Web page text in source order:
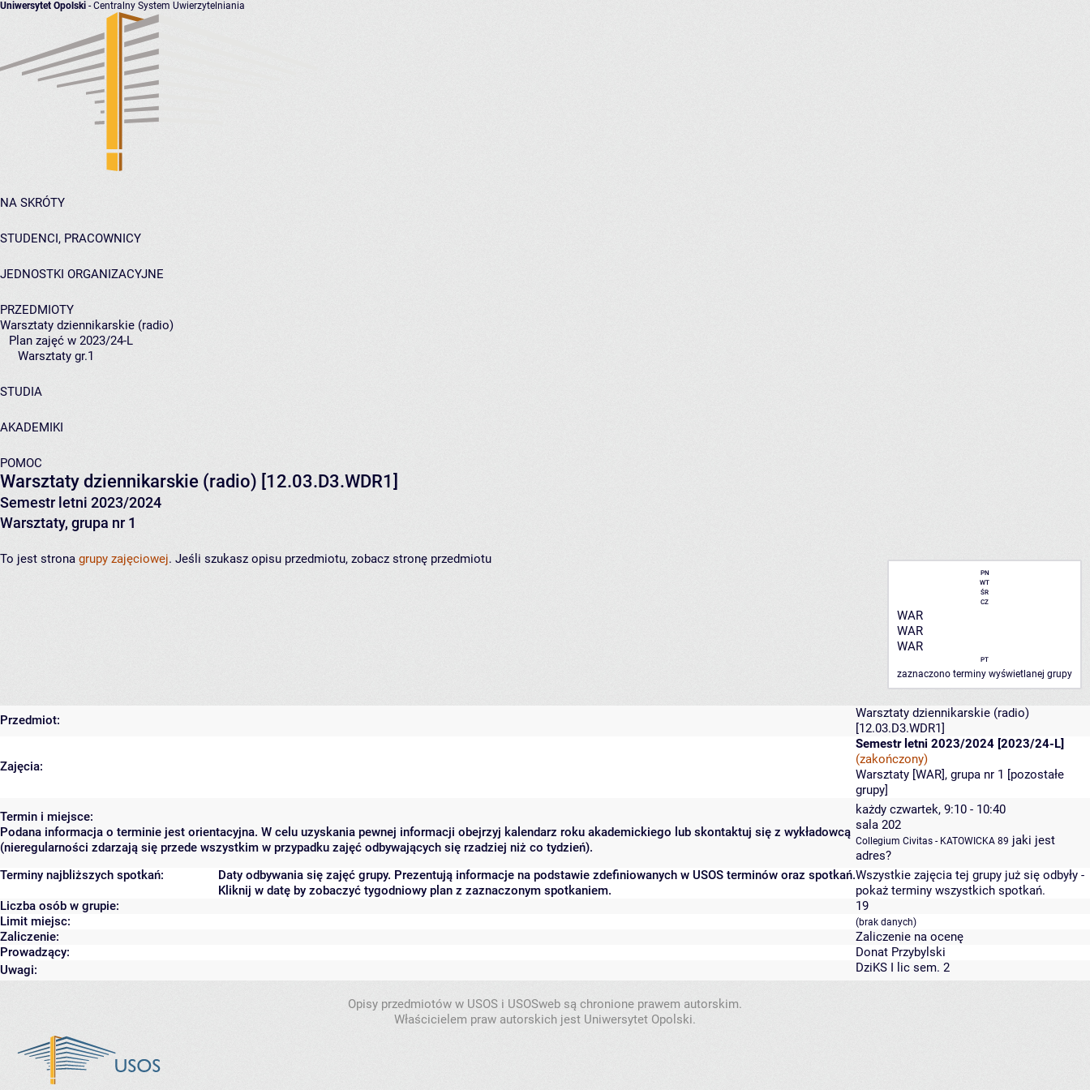
Uniwersytet Opolski - Centralny System Uwierzytelniania
NA SKRÓTY
STUDENCI, PRACOWNICY
JEDNOSTKI ORGANIZACYJNE
PRZEDMIOTY
Warsztaty dziennikarskie (radio)
Plan zajęć w 2023/24-L
Warsztaty gr.1
STUDIA
AKADEMIKI
POMOC
Warsztaty dziennikarskie (radio) [12.03.D3.WDR1]
Semestr letni 2023/2024
Warsztaty, grupa nr 1
PN
WT
ŚR
CZ
WAR
WAR
WAR
PT
zaznaczono terminy wyświetlanej grupy
To jest strona grupy zajęciowej. Jeśli szukasz opisu przedmiotu, zobacz stronę przedmiotu
Przedmiot:
Warsztaty dziennikarskie (radio)
[12.03.D3.WDR1]
Zajęcia:
Semestr letni 2023/2024 [2023/24-L]
(zakończony)
Warsztaty [WAR], grupa nr 1 [pozostałe
grupy]
Termin i miejsce:
Podana informacja o terminie jest orientacyjna. W celu uzyskania pewnej informacji obejrzyj kalendarz roku akademickiego lub skontaktuj się z wykładowcą
(nieregularności zdarzają się przede wszystkim w przypadku zajęć odbywających się rzadziej niż co tydzień).
każdy czwartek, 9:10 - 10:40
sala 202
Collegium Civitas - KATOWICKA 89 jaki jest
adres?
Terminy najbliższych spotkań:
Daty odbywania się zajęć grupy. Prezentują informacje na podstawie zdefiniowanych w USOS terminów oraz spotkań.
Kliknij w datę by zobaczyć tygodniowy plan z zaznaczonym spotkaniem.
Wszystkie zajęcia tej grupy już się odbyły -
pokaż terminy wszystkich spotkań.
Liczba osób w grupie:
19
Limit miejsc:
(brak danych)
Zaliczenie:
Zaliczenie na ocenę
Prowadzący:
Donat Przybylski
Uwagi:
DziKS I lic sem. 2
Opisy przedmiotów w USOS i USOSweb są chronione prawem autorskim.
Właścicielem praw autorskich jest Uniwersytet Opolski.